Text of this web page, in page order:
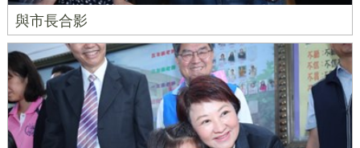
與市長合影